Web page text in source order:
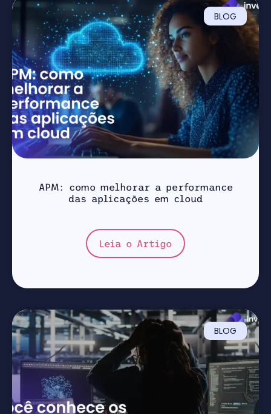
BLOG
APM: como melhorar a performance
das aplicações em cloud
Leia o Artigo
BLOG